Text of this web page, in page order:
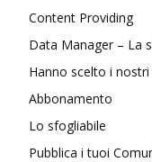
Content Providing
Data Manager – La
Hanno scelto i
Abbonamento
Lo sfogliabile
Pubblica i tuoi